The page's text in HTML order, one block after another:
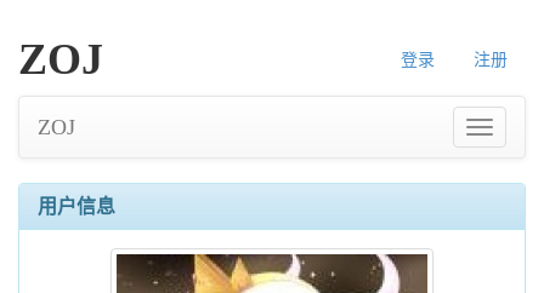
登录 注册
ZOJ
ZOJ
用户信息